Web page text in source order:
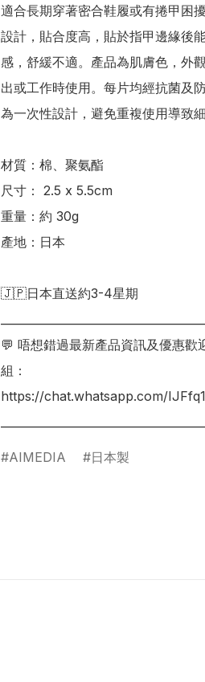
適合長期穿著密合鞋履或有捲甲困
設計，貼合度高，貼於指甲邊緣後
感，舒緩不適。產品為肌膚色，外
出或工作時使用。每片均經抗菌及
為一次性設計，避免重複使用導致細
材質：棉、聚氨酯
尺寸： 2.5 x 5.5cm
重量：約 30g
產地：日本
🇯🇵日本直送約3-4星期
💬 唔想錯過最新產品資訊及優惠
組：
https://chat.whatsapp.com/
AIMEDIA 日本製